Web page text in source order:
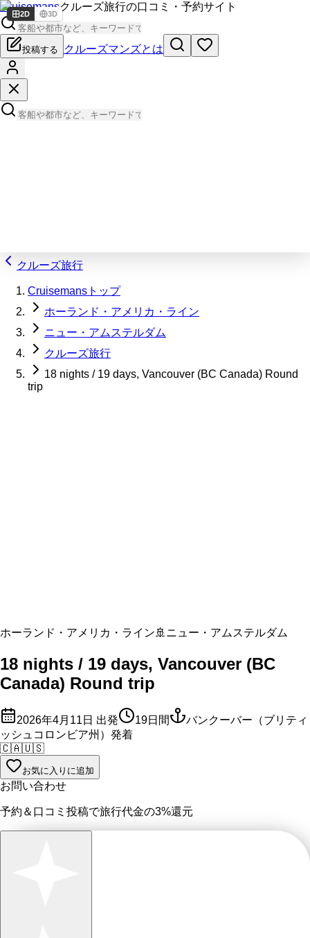
Cruisemansクルーズ旅行の口コミ・予約サイト
投稿する クルーズマンズとは
クルーズ旅行
Cruisemansトップ
ホーランド・アメリカ・ライン
ニュー・アムステルダム
クルーズ旅行
18 nights / 19 days, Vancouver (BC Canada) Round
trip
2D 3D
ホーランド・アメリカ・ライン 🚢 ニュー・アムステルダム
18 nights / 19 days, Vancouver (BC
Canada) Round trip
2026年4月11日 出発 19日間
バンクーバー（ブリティ
ッシュコロンビア州）発着
🇨🇦🇺🇸
お気に入りに追加
お問い合わせ
予約＆口コミ投稿で旅行代金の3%還元